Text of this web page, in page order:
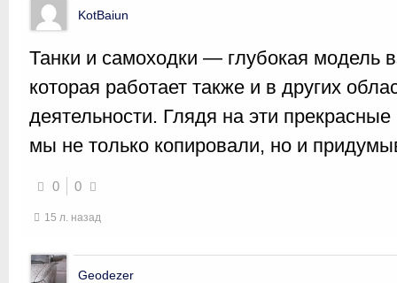
KotBaiun
Танки и самоходки — глубокая модель
которая работает также и в других
деятельности. Глядя на эти
мы не только копировали, но и
0 0
15 л. назад
Geodezer